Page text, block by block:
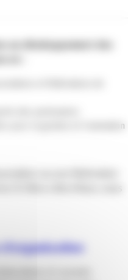
au développement des
en :
pour la gestion et l’animation
ou une fédération
Nice côte d’Azur, vous